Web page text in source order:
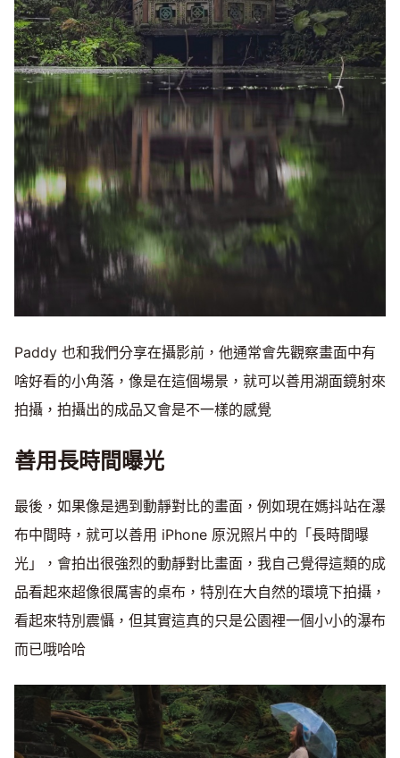
Paddy 也和我們分享在攝影前，他通常會先觀察畫面中有
啥好看的小角落，像是在這個場景，就可以善用湖面鏡射來
拍攝，拍攝出的成品又會是不一樣的感覺
善用長時間曝光
最後，如果像是遇到動靜對比的畫面，例如現在媽抖站在瀑
布中間時，就可以善用 iPhone 原況照片中的「長時間曝
光」，會拍出很強烈的動靜對比畫面，我自己覺得這類的成
品看起來超像很厲害的桌布，特別在大自然的環境下拍攝，
看起來特別震懾，但其實這真的只是公園裡一個小小的瀑布
而已哦哈哈